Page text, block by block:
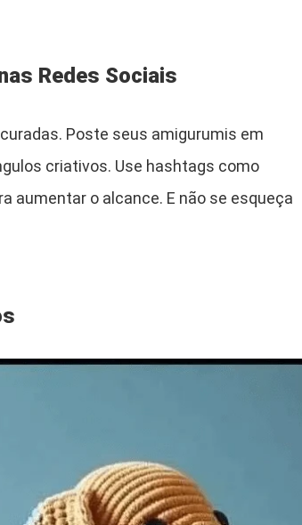
Redes Sociais
Poste seus amigurumis em
criativos. Use hashtags como
aumentar o alcance. E não se esqueça